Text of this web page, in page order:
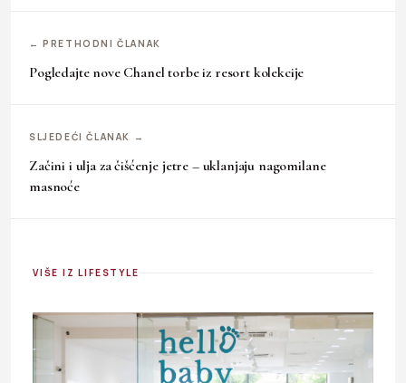
← PRETHODNI ČLANAK
Pogledajte nove Chanel torbe iz resort kolekcije
SLJEDEĆI ČLANAK →
Začini i ulja za čišćenje jetre – uklanjaju nagomilane
masnoće
VIŠE IZ LIFESTYLE